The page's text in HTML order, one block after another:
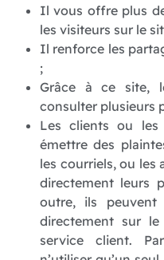
Il vous offre plus
les visiteurs sur le
Il renforce les
;
Grâce à ce site,
consulter plusieurs
Les clients ou les
émettre des
les courriels, ou les
directement leurs
outre, ils peuvent
directement sur
service client.